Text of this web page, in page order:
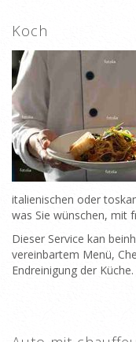
Koch
italienischen oder
was Sie wünschen, mit
Dieser Service kan
vereinbartem Menü,
Endreinigung der Küche.